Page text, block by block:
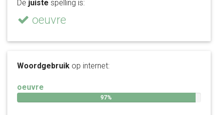
De juiste spelling is:
oeuvre
Woordgebruik op internet:
oeuvre
97%